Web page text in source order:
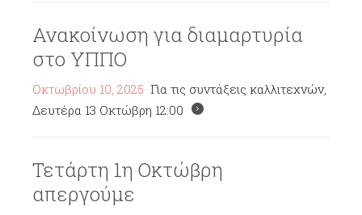
Ανακοίνωση για διαμαρτυρία
στο ΥΠΠΟ
Οκτωβρίου 10, 2025 Για τις συντάξεις καλλιτεχνών,
Δευτέρα 13 Οκτώβρη 12:00
Τετάρτη 1η Οκτώβρη
απεργούμε